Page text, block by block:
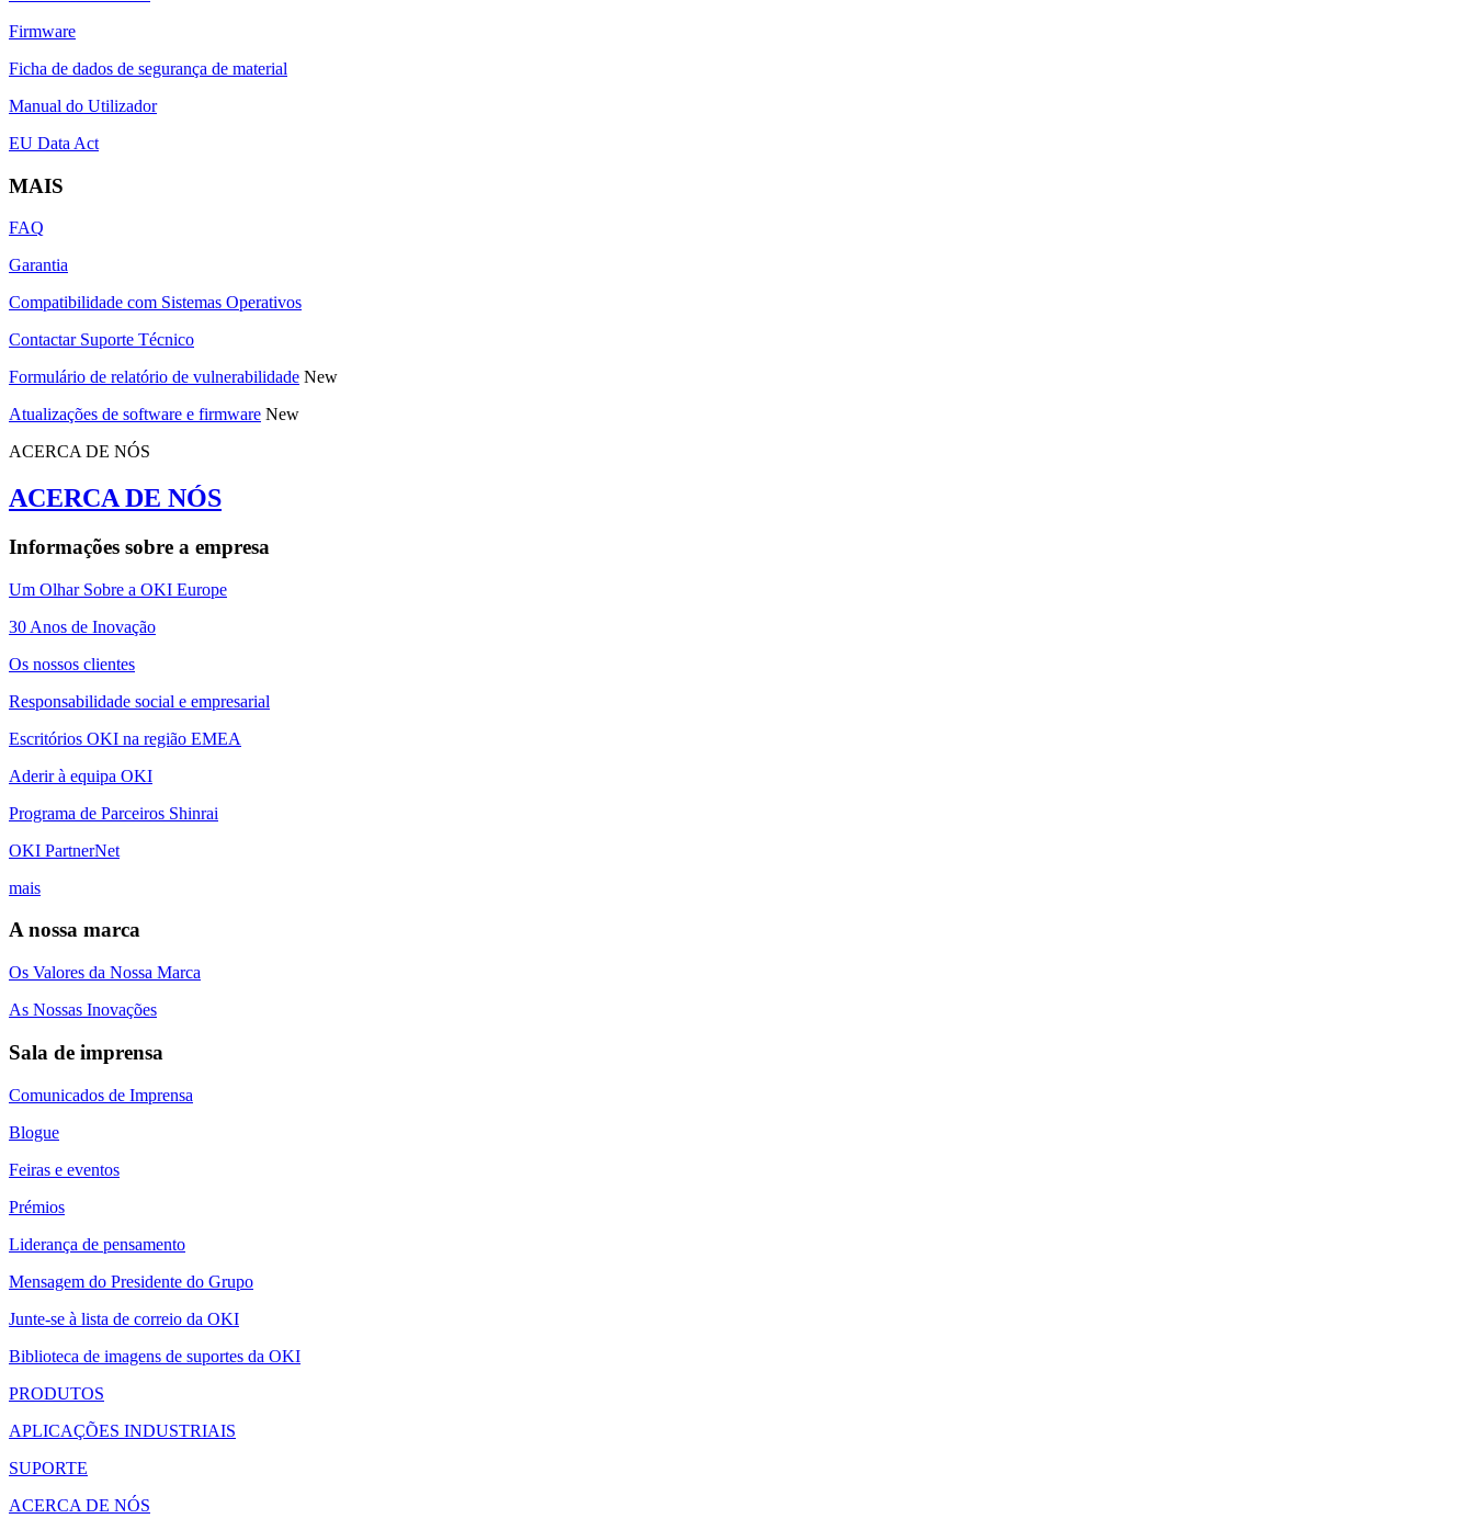
Firmware
Ficha de dados de segurança de material
Manual do Utilizador
EU Data Act
MAIS
FAQ
Garantia
Compatibilidade com Sistemas Operativos
Contactar Suporte Técnico
Formulário de relatório de vulnerabilidade New
Atualizações de software e firmware New
ACERCA DE NÓS
ACERCA DE NÓS
Informações sobre a empresa
Um Olhar Sobre a OKI Europe
30 Anos de Inovação
Os nossos clientes
Responsabilidade social e empresarial
Escritórios OKI na região EMEA
Aderir à equipa OKI
Programa de Parceiros Shinrai
OKI PartnerNet
mais
A nossa marca
Os Valores da Nossa Marca
As Nossas Inovações
Sala de imprensa
Comunicados de Imprensa
Blogue
Feiras e eventos
Prémios
Liderança de pensamento
Mensagem do Presidente do Grupo
Junte-se à lista de correio da OKI
Biblioteca de imagens de suportes da OKI
PRODUTOS
APLICAÇÕES INDUSTRIAIS
SUPORTE
ACERCA DE NÓS